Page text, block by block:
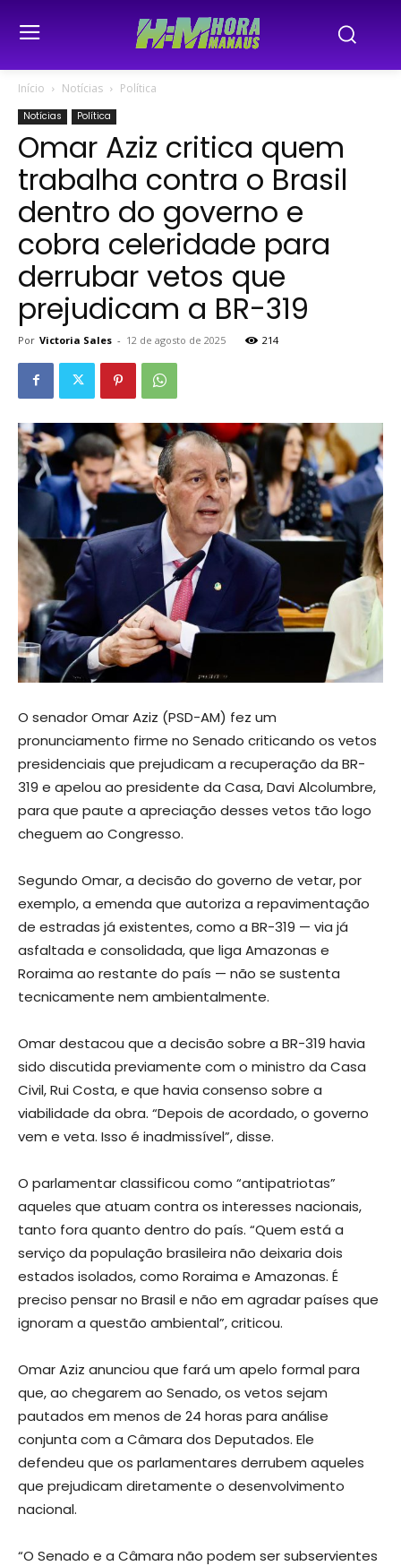
Início Notícias Política
Notícias Política
Omar Aziz critica quem
trabalha contra o Brasil
dentro do governo e
cobra celeridade para
derrubar vetos que
prejudicam a BR-319
Por Victoria Sales - 12 de agosto de 2025 214
O senador Omar Aziz (PSD-AM) fez um
pronunciamento firme no Senado criticando os vetos
presidenciais que prejudicam a recuperação da BR-
319 e apelou ao presidente da Casa, Davi Alcolumbre,
para que paute a apreciação desses vetos tão logo
cheguem ao Congresso.
Segundo Omar, a decisão do governo de vetar, por
exemplo, a emenda que autoriza a repavimentação
de estradas já existentes, como a BR-319 — via já
asfaltada e consolidada, que liga Amazonas e
Roraima ao restante do país — não se sustenta
tecnicamente nem ambientalmente.
Omar destacou que a decisão sobre a BR-319 havia
sido discutida previamente com o ministro da Casa
Civil, Rui Costa, e que havia consenso sobre a
viabilidade da obra. “Depois de acordado, o governo
vem e veta. Isso é inadmissível”, disse.
O parlamentar classificou como “antipatriotas”
aqueles que atuam contra os interesses nacionais,
tanto fora quanto dentro do país. “Quem está a
serviço da população brasileira não deixaria dois
estados isolados, como Roraima e Amazonas. É
preciso pensar no Brasil e não em agradar países que
ignoram a questão ambiental”, criticou.
Omar Aziz anunciou que fará um apelo formal para
que, ao chegarem ao Senado, os vetos sejam
pautados em menos de 24 horas para análise
conjunta com a Câmara dos Deputados. Ele
defendeu que os parlamentares derrubem aqueles
que prejudicam diretamente o desenvolvimento
nacional.
“O Senado e a Câmara não podem ser subservientes